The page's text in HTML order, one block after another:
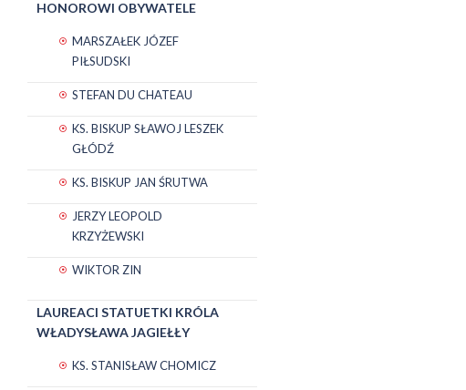
HONOROWI OBYWATELE
MARSZAŁEK JÓZEF
PIŁSUDSKI
STEFAN DU CHATEAU
KS. BISKUP SŁAWOJ LESZEK
GŁÓDŹ
KS. BISKUP JAN ŚRUTWA
JERZY LEOPOLD
KRZYŻEWSKI
WIKTOR ZIN
LAUREACI STATUETKI KRÓLA
WŁADYSŁAWA JAGIEŁŁY
KS. STANISŁAW CHOMICZ